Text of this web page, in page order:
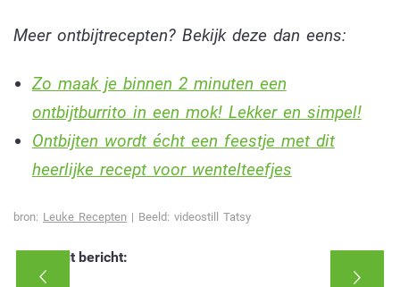
Meer ontbijtrecepten? Bekijk deze dan eens:
Zo maak je binnen 2 minuten een
ontbijtburrito in een mok! Lekker en simpel!
Ontbijten wordt écht een feestje met dit
heerlijke recept voor wentelteefjes
bron: Leuke Recepten | Beeld: videostill Tatsy
Deel dit bericht: